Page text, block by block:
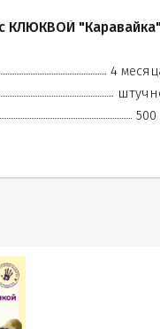
КЛЮКВОЙ
4
500